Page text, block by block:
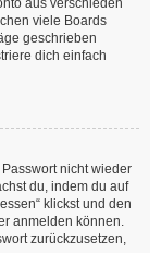
aus verschieden
viele Boards
geschrieben
dich einfach
nicht wieder
du, indem du auf
klickst und den
anmelden können.
zurückzusetzen,